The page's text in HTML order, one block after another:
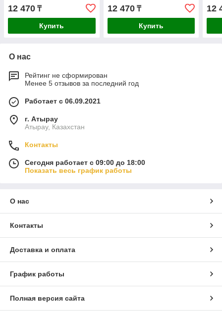
12 470 ₸
Купить
12 470₸
Купить
12
О нас
Рейтинг не сформирован
Менее 5 отзывов за последний год
Работает с 06.09.2021
г. Атырау
Атырау, Казахстан
Контакты
Сегодня работает с 09:00 до 18:00
Показать весь график работы
О нас
Контакты
Доставка и оплата
График работы
Полная версия сайта